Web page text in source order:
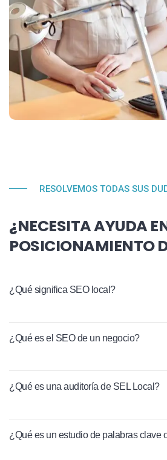
RESOLVEMOS TODAS SUS
¿NECESITA AYUDA
POSICIONAMIENTO
¿Qué significa SEO local?
¿Qué es el SEO de un negocio?
¿Qué es una auditoría de SEL Local?
¿Qué es un estudio de palabras clave